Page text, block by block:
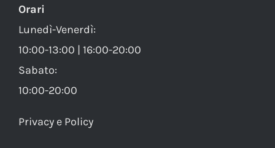
Orari
Lunedì-Venerdì:
10:00-13:00 | 16:00-20:00
Sabato:
10:00-20:00
Privacy e Policy